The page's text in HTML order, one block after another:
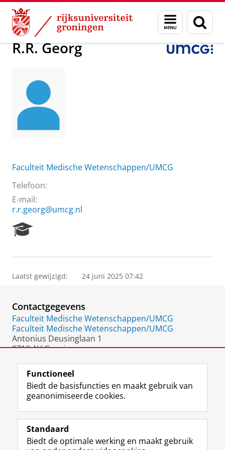
Skip
Content
Skip
Navigation
Menu
en
zoeken
Over ons R.R. Georg
R.R. Georg
Faculteit Medische Wetenschappen/UMCG
Telefoon:
E-mail:
r.r.georg@umcg.nl
e
r
P
o
r
t
a
Laatst gewijzigd: 24 juni 2025 07:42
Contactgegevens
Faculteit Medische Wetenschappen/UMCG
Faculteit Medische Wetenschappen/UMCG
Antonius Deusinglaan 1
9713 AV Groningen
Volg de RUG
F
a
e
L
i
k
R
S
-
I
n
t
Y
o
T
Studiekiezers
Functioneel
Biedt de basisfuncties en maakt gebruik van
geanonimiseerde cookies.
Standaard
Biedt de optimale werking en maakt gebruik